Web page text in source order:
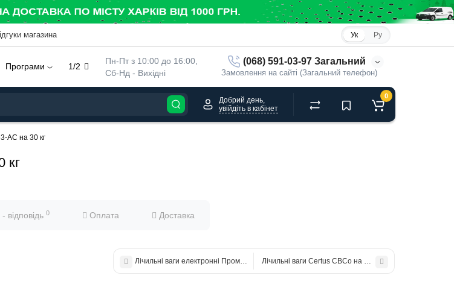
магазина Ук Ру
Пн-Пт з 10:00 до 16:00,
Сб-Нд - Вихідні
(068) 591-03-97 Загальний
Замовлення на сайті (Загальний телефон)
1/2
Програми
Добрий день,
увійдіть в кабінет
0
АС на 30 кг
кг
відповідь 0 Оплата Доставка
Лічильні ваги електронні Промприлад ВТА-60/15-6D-AC на 15 кг
Лічильні ваги Certus CBCо на 3/6/15/30 кг